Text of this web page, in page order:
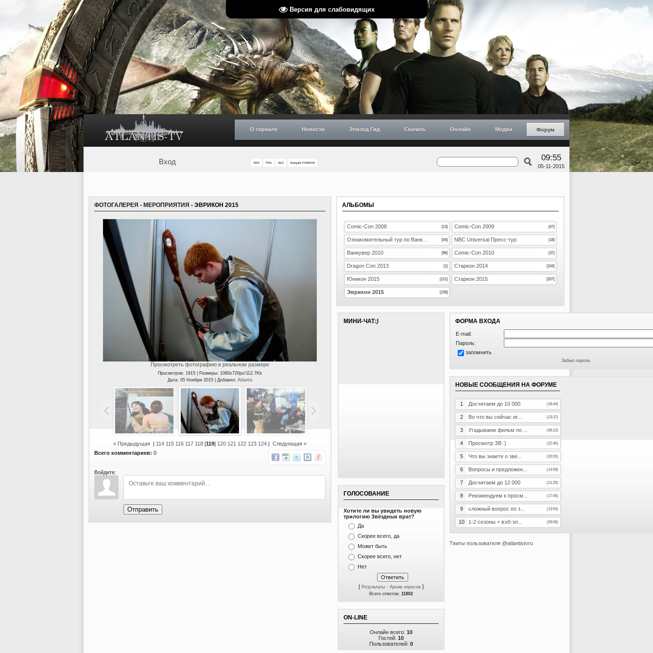
Версия для слабовидящих
О сериале Новости Эпизод Гид Скачать Онлайн Медиа Форум
Вход RSS PDA НиС Stargate FANDOM
09:55
05-11-2015
ФОТОГАЛЕРЕЯ - МЕРОПРИЯТИЯ - ЭВРИКОН 2015
Просмотреть фотографию в реальном размере
Просмотров: 1915 | Размеры: 1080x720px/112.7Kb
Дата: 05 Ноября 2015 | Добавил: Atlantis
« Предыдущая | 114 115 116 117 118 [119] 120 121 122 123 124 | Следующая »
Всего комментариев: 0
Войдите:
Отправить
АЛЬБОМЫ
Comic-Con 2008 [13] Comic-Con 2009 [47]
[54] NBC Universal Пресс-тур [18]
Ванкувер 2010 [96] Comic-Con 2010 [37]
Dragon Con 2013 [1] Старкон 2014 [104]
Юникон 2015 [121] Старкон 2015 [207]
Эврикон 2015 [159]
МИНИ-ЧАТ:)
ГОЛОСОВАНИЕ
Хотите ли вы увидеть новую
трилогию Звёздных врат?
Да
Скорее всего, да
Может быть
Скорее всего, нет
Нет
[ Результаты · Архив опросов ]
Всего ответов: 11802
ON-LINE
Онлайн всего: 10
Гостей: 10
Пользователей: 0
ФОРМА ВХОДА
E-mail:
Пароль:
запомнить
Забыл пароль
НОВЫЕ СООБЩЕНИЯ НА ФОРУМЕ
1 Досчитаем до 10 000 (18:44)
2 Во что вы сейчас иг... (23:37)
3 Угадываем фильм по ... (08:12)
4 Просмотр ЗВ :) (22:40)
5 Что вы знаете о зве... (20:55)
6 Вопросы и предложен... (14:59)
7 Досчитаем до 12 000 (21:25)
8 Рекомендуем к просм... (17:45)
9 сложный вопрос по з... (13:50)
10 1-2 сезоны + вэб-эп... (09:06)
Твиты пользователя @atlantistvru